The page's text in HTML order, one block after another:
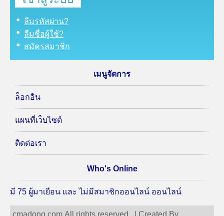
ลืมรหัสผ่าน?
ลืมชื่อผู้ใช้?
สมัครสมาชิก
เมนูจัดการ
ล็อกอิน
แผนที่เว็บไซต์
ติดต่อเรา
Who's Online
มี 75 ผู้มาเยือน และ ไม่มีสมาชิกออนไลน์ ออนไลน์
cmadong.com All rights reserved. | Created By